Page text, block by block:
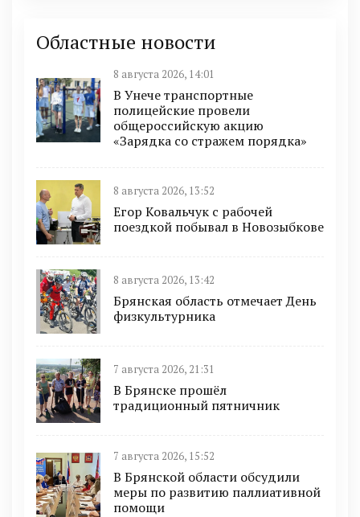
Областные новости
8 августа 2026, 14:01
В Унече транспортные
полицейские провели
общероссийскую акцию
«Зарядка со стражем порядка»
8 августа 2026, 13:52
Егор Ковальчук с рабочей
поездкой побывал в Новозыбкове
8 августа 2026, 13:42
Брянская область отмечает День
физкультурника
7 августа 2026, 21:31
В Брянске прошёл
традиционный пятничник
7 августа 2026, 15:52
В Брянской области обсудили
меры по развитию паллиативной
помощи